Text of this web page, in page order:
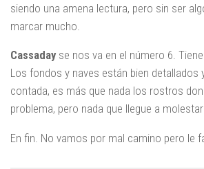
siendo una amena lectura, pero sin ser
marcar mucho.
Cassaday se nos va en el número 6.
Los fondos y naves están bien detallados
contada, es más que nada los rostros
problema, pero nada que llegue a
En fin. No vamos por mal camino pero le